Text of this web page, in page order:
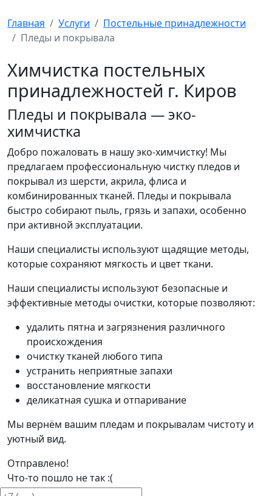
Главная Услуги
Постельные принадлежности
Пледы и покрывала
Химчистка постельных
принадлежностей г. Киров
Пледы и покрывала — эко-
химчистка
Добро пожаловать в нашу эко-химчистку! Мы
предлагаем профессиональную чистку пледов и
покрывал из шерсти, акрила, флиса и
комбинированных тканей. Пледы и покрывала
быстро собирают пыль, грязь и запахи, особенно
при активной эксплуатации.
Наши специалисты используют щадящие методы,
которые сохраняют мягкость и цвет ткани.
Наши специалисты используют безопасные и
эффективные методы очистки, которые позволяют:
удалить пятна и загрязнения различного
происхождения
очистку тканей любого типа
устранить неприятные запахи
восстановление мягкости
деликатная сушка и отпаривание
Мы вернём вашим пледам и покрывалам чистоту и
уютный вид.
Отправлено!
Что-то пошло не так :(